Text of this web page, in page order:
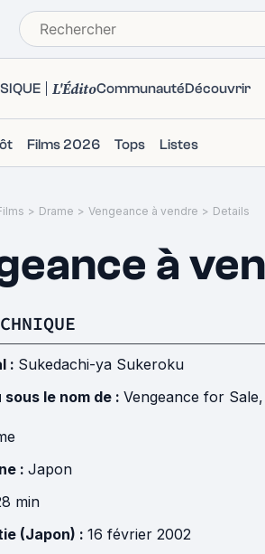
L'ÉditoCommunautéDécouvrir
Films 2026 Tops Listes
> Drame > Vengeance à vendre > Details
à
: Sukedachi-ya Sukeroku
le nom de : Vengeance for Sale,
: Japon
min
(Japon) : 16 février 2002